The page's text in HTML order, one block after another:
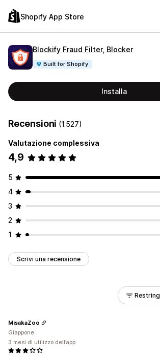
Shopify App Store
Blockify Fraud Filter, Blocker
Built for Shopify
Installa
Recensioni (1.527)
Valutazione complessiva
4,9
5
4
3
2
1
Scrivi una recensione
MisakaZoo
Giappone
3 mesi di utilizzo dell’app